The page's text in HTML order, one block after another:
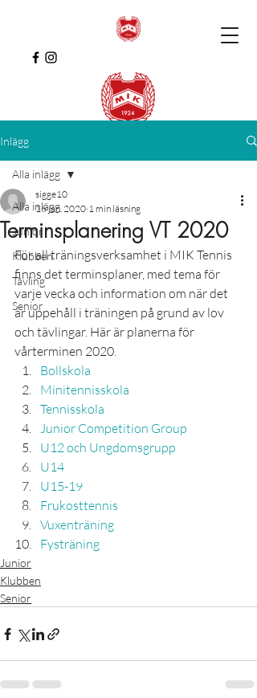
Inlägg
Alla inlägg
Junior
Klubben
Tävling
Senior
Alla inlägg
Terminsplanering VT 2020
sigge10
16 jan. 2020 1 min läsning
För all träningsverksamhet i MIK Tennis
finns det terminsplaner, med tema för
varje vecka och information om när det
är uppehåll i träningen på grund av lov
och tävlingar. Här är planerna för
vårterminen 2020.
Bollskola
Minitennisskola
Tennisskola
Junior Competition Group
U12 och Ungdomsgrupp
U14
U15-19
Frukosttennis
Vuxenträning
Fysträning
Junior
Klubben
Senior